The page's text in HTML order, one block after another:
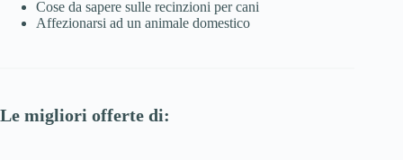
Cose da sapere sulle recinzioni per cani
Affezionarsi ad un animale domestico
Le migliori offerte di: